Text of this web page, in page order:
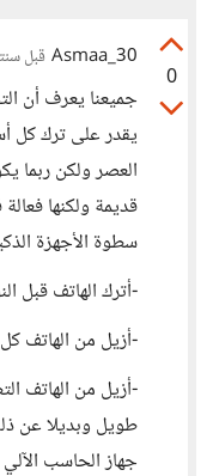
0
Asmaa_30 قبل
جميعنا يعرف أن
يقدر على ترك كل
العصر ولكن ربما
قديمة ولكنها
سطوة الأجهزة
-أترك الهاتف قبل
-أزيل من الهاتف كل
-أزيل من الهاتف
طويل وبديلا عن
جهاز الحاسب الآلي